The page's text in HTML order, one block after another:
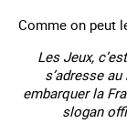
Comme on peut
Les Jeux,
s’adresse
embarquer la
slogan